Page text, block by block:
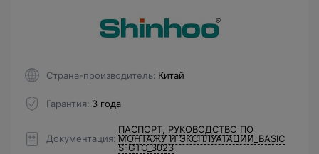
Страна-производитель Китай
Гарантия 3 года
Документация
ПАСПОРТ, РУКОВОДСТВО ПО
МОНТАЖУ И ЭКСПЛУАТАЦИИ_BASIC
S-GTO_3023